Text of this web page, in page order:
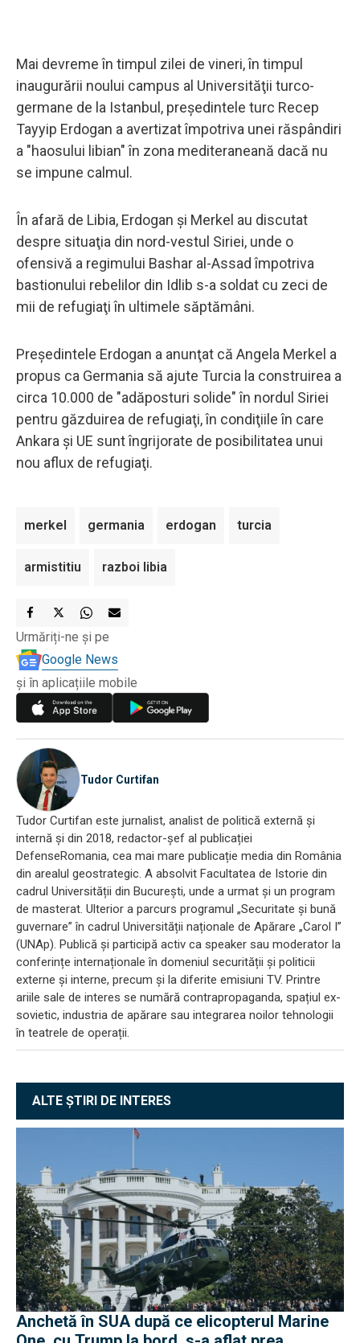
Mai devreme în timpul zilei de vineri, în timpul
inaugurării noului campus al Universităţii turco-
germane de la Istanbul, preşedintele turc Recep
Tayyip Erdogan a avertizat împotriva unei răspândiri
a "haosului libian" în zona mediteraneană dacă nu
se impune calmul.
În afară de Libia, Erdogan şi Merkel au discutat
despre situaţia din nord-vestul Siriei, unde o
ofensivă a regimului Bashar al-Assad împotriva
bastionului rebelilor din Idlib s-a soldat cu zeci de
mii de refugiaţi în ultimele săptămâni.
Preşedintele Erdogan a anunţat că Angela Merkel a
propus ca Germania să ajute Turcia la construirea a
circa 10.000 de "adăposturi solide" în nordul Siriei
pentru găzduirea de refugiaţi, în condiţiile în care
Ankara şi UE sunt îngrijorate de posibilitatea unui
nou aflux de refugiaţi.
merkel germania erdogan turcia
armistitiu razboi libia
Urmăriți-ne și pe
Google News
și în aplicațiile mobile
Tudor Curtifan
Tudor Curtifan este jurnalist, analist de politică externă și
internă și din 2018, redactor-șef al publicației
DefenseRomania, cea mai mare publicație media din România
din arealul geostrategic. A absolvit Facultatea de Istorie din
cadrul Universității din București, unde a urmat și un program
de masterat. Ulterior a parcurs programul „Securitate și bună
guvernare” în cadrul Universității naționale de Apărare „Carol I”
(UNAp). Publică și participă activ ca speaker sau moderator la
conferințe internaționale în domeniul securității și politicii
externe și interne, precum și la diferite emisiuni TV. Printre
ariile sale de interes se numără contrapropaganda, spațiul ex-
sovietic, industria de apărare sau integrarea noilor tehnologii
în teatrele de operații.
ALTE ȘTIRI DE INTERES
Anchetă în SUA după ce elicopterul Marine